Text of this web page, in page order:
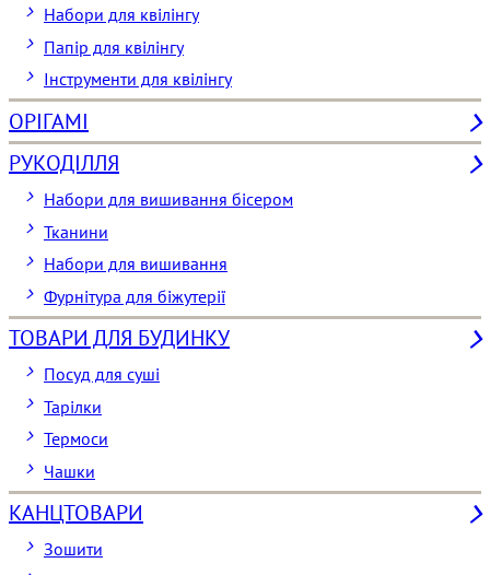
Набори для квілінгу
Папір для квілінгу
Інструменти для квілінгу
ОРІГАМІ
РУКОДІЛЛЯ
Набори для вишивання бісером
Тканини
Набори для вишивання
Фурнітура для біжутерії
ТОВАРИ ДЛЯ БУДИНКУ
Посуд для суші
Тарілки
Термоси
Чашки
КАНЦТОВАРИ
Зошити